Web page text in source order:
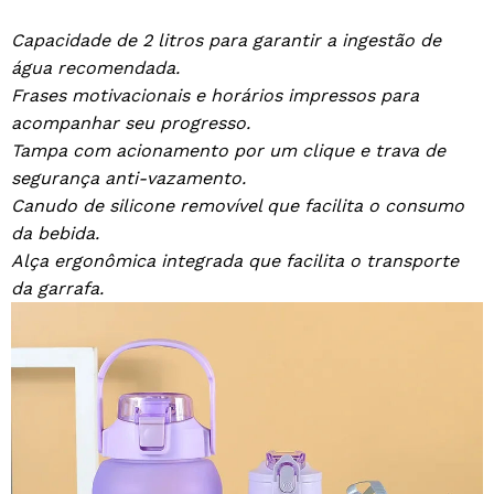
Capacidade de 2 litros para garantir a ingestão de
água recomendada.
Frases motivacionais e horários impressos para
acompanhar seu progresso.
Tampa com acionamento por um clique e trava de
segurança anti-vazamento.
Canudo de silicone removível que facilita o consumo
da bebida.
Alça ergonômica integrada que facilita o transporte
da garrafa.